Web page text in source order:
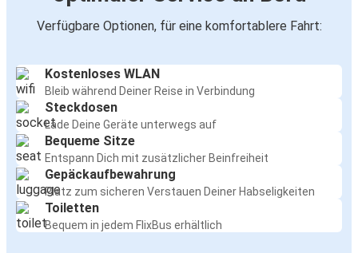
Verfügbare Optionen, für eine komfortablere Fahrt:
Kostenloses WLAN
Bleib während Deiner Reise in Verbindung
Steckdosen
Lade Deine Geräte unterwegs auf
Bequeme Sitze
Entspann Dich mit zusätzlicher Beinfreiheit
Gepäckaufbewahrung
Platz zum sicheren Verstauen Deiner Habseligkeiten
Toiletten
Bequem in jedem FlixBus erhältlich